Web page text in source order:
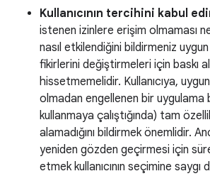
Kullanıcının tercihini kabul
istenen izinlere erişim olmaması
nasıl etkilendiğini bildirmeniz
fikirlerini değiştirmeleri için baskı
hissetmemelidir. Kullanıcıya,
olmadan engellenen bir uygulama
kullanmaya çalıştığında) tam
alamadığını bildirmek önemlidir.
yeniden gözden geçirmesi için
etmek kullanıcının seçimine saygı